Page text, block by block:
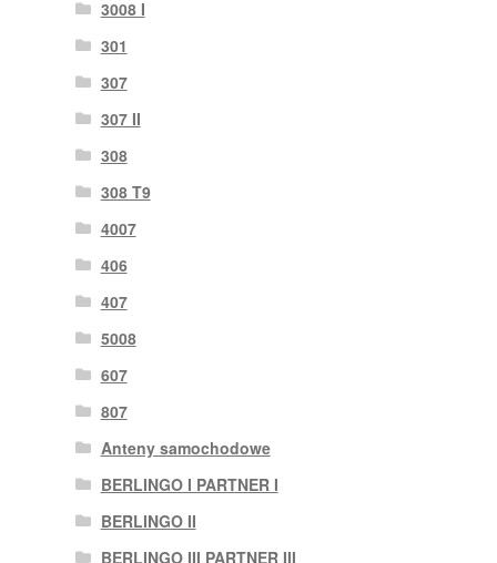
3008 I
301
307
307 II
308
308 T9
4007
406
407
5008
607
807
Anteny samochodowe
BERLINGO I PARTNER I
BERLINGO II
BERLINGO III PARTNER III